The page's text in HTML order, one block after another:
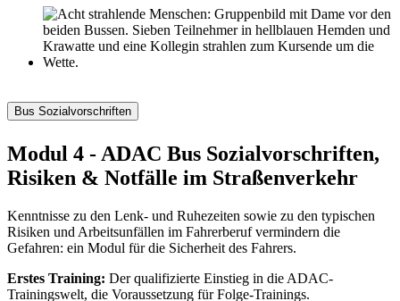
Bus Sozialvorschriften
Modul 4 - ADAC Bus Sozialvorschriften,
Risiken & Notfälle im Straßenverkehr
Kenntnisse zu den Lenk- und Ruhezeiten sowie zu den typischen
Risiken und Arbeitsunfällen im Fahrerberuf vermindern die
Gefahren: ein Modul für die Sicherheit des Fahrers.
Erstes Training: Der qualifizierte Einstieg in die ADAC-
Trainingswelt, die Voraussetzung für Folge-Trainings.